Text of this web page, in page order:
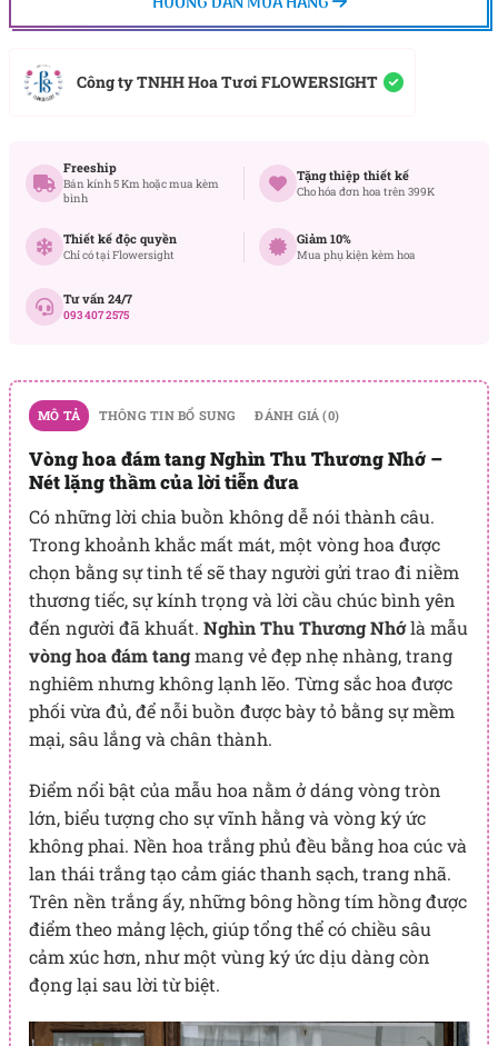
Công ty TNHH Hoa Tươi FLOWERSIGHT
Freeship
Bán kính 5 Km hoặc mua kèm
bình
Tặng thiệp thiết kế
Cho hóa đơn hoa trên 399K
Thiết kế độc quyền
Chỉ có tại Flowersight
Giảm 10%
Mua phụ kiện kèm hoa
Tư vấn 24/7
093 407 2575
MÔ TẢ THÔNG TIN BỔ SUNG ĐÁNH GIÁ (0)
Vòng hoa đám tang Nghìn Thu Thương Nhớ –
Nét lặng thầm của lời tiễn đưa
Có những lời chia buồn không dễ nói thành câu.
Trong khoảnh khắc mất mát, một vòng hoa được
chọn bằng sự tinh tế sẽ thay người gửi trao đi niềm
thương tiếc, sự kính trọng và lời cầu chúc bình yên
đến người đã khuất. Nghìn Thu Thương Nhớlà mẫu
vòng hoa đám tangmang vẻ đẹp nhẹ nhàng, trang
nghiêm nhưng không lạnh lẽo. Từng sắc hoa được
phối vừa đủ, để nỗi buồn được bày tỏ bằng sự mềm
mại, sâu lắng và chân thành.
Điểm nổi bật của mẫu hoa nằm ở dáng vòng tròn
lớn, biểu tượng cho sự vĩnh hằng và vòng ký ức
không phai. Nền hoa trắng phủ đều bằng hoa cúc và
lan thái trắng tạo cảm giác thanh sạch, trang nhã.
Trên nền trắng ấy, những bông hồng tím hồng được
điểm theo mảng lệch, giúp tổng thể có chiều sâu
cảm xúc hơn, như một vùng ký ức dịu dàng còn
đọng lại sau lời từ biệt.